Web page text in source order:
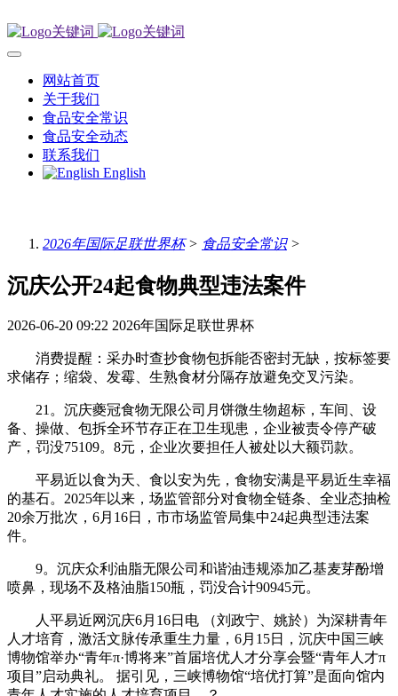
网站首页
关于我们
食品安全常识
食品安全动态
联系我们
English
2026年国际足联世界杯> 食品安全常识>
沉庆公开24起食物典型违法案件
2026-06-20 09:22 2026年国际足联世界杯
消费提醒：采办时查抄食物包拆能否密封无缺，按标签要
求储存；缩袋、发霉、生熟食材分隔存放避免交叉污染。
21。沉庆夔冠食物无限公司月饼微生物超标，车间、设
备、操做、包拆全环节存正在卫生现患，企业被责令停产破
产，罚没75109。8元，企业次要担任人被处以大额罚款。
平易近以食为天、食以安为先，食物安满是平易近生幸福
的基石。2025年以来，场监管部分对食物全链条、全业态抽检
20余万批次，6月16日，市市场监管局集中24起典型违法案
件。
9。沉庆众利油脂无限公司和谐油违规添加乙基麦芽酚增
喷鼻，现场不及格油脂150瓶，罚没合计90945元。
人平易近网沉庆6月16日电 （刘政宁、姚於）为深耕青年
人才培育，激活文脉传承重生力量，6月15日，沉庆中国三峡
博物馆举办“青年π·博将来”首届培优人才分享会暨“青年人才π
项目”启动典礼。 据引见，三峡博物馆“培优打算”是面向馆内